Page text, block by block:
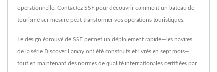
opérationnelle. Contactez SSF pour découvrir comment un bateau de
tourisme sur mesure peut transformer vos opérations touristiques.
Le design éprouvé de SSF permet un déploiement rapide—les navires
de la série Discover Lamay ont été construits et livrés en sept mois—
tout en maintenant des normes de qualité internationales certifiées par